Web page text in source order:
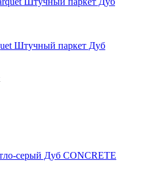
Штучный паркет Дуб